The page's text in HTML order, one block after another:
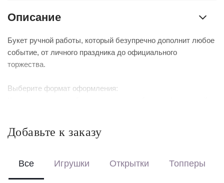
Описание
Букет ручной работы, который безупречно дополнит любое
событие, от личного праздника до официального
торжества.
Выберите формат оформления:
Перевяжем лентой – идеальный минималистичный вариант
Добавьте к заказу
Все Игрушки Открытки Топперы